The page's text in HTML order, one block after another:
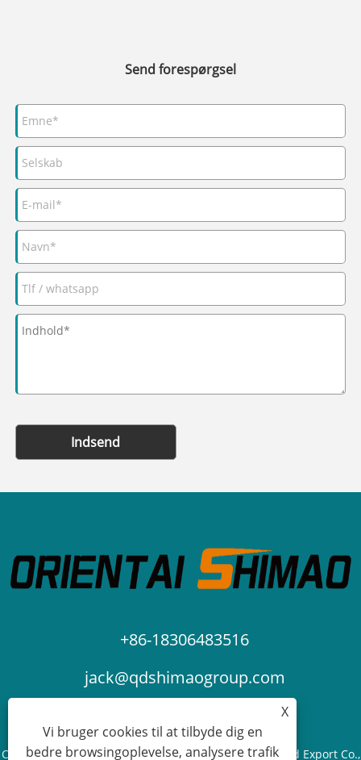
Send forespørgsel
Indsend
+86-18306483516
jack@qdshimaogroup.com
Copyright © 2023 Qingdao Oriental Shimao Import and Export Co.,
X
Vi bruger cookies til at tilbyde dig en
bedre browsingoplevelse, analysere trafik